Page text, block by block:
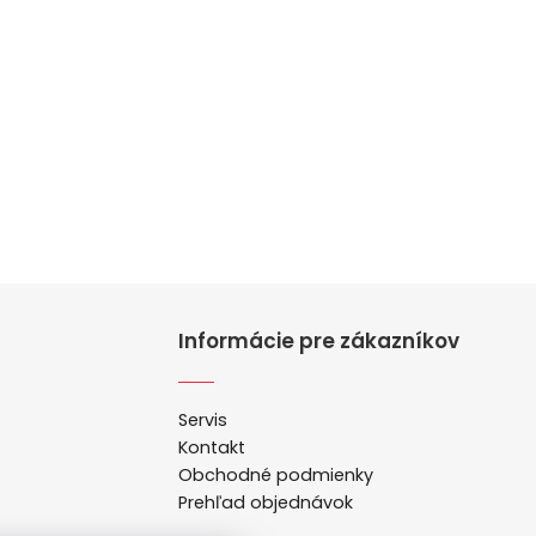
Informácie pre zákazníkov
Servis
Kontakt
Obchodné podmienky
Prehľad objednávok